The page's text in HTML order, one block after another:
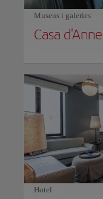
Museus i galeries
Hotel